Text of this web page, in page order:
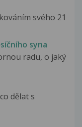
svého 21
syna
radu, o jaký
dělat s